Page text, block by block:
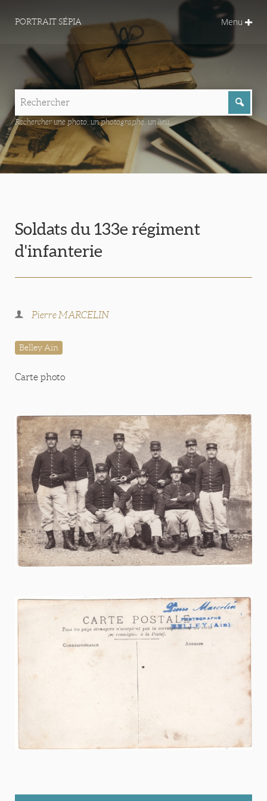
PORTRAIT SÉPIA Menu
Rechercher une photo, un photographe, un lieu...
Soldats du 133e régiment
d'infanterie
Pierre MARCELIN
Belley Ain
Carte photo